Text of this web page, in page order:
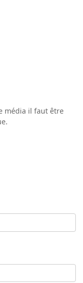
média il faut être